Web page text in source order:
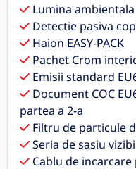
Lumina ambientala
Detectie pasiva
Haion EASY-PACK
Pachet Crom
Emisii standard
Document COC
partea a 2-a
Filtru de particule
Seria de sasiu
Cablu de